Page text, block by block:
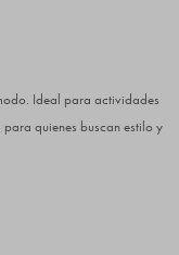
Ideal para actividades
quienes buscan estilo y